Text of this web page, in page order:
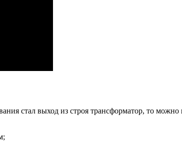
стал выход из строя трансформатор, то